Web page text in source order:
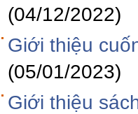
(04/12/2022)
Giới thiệu
(05/01/2023)
Giới thiệu